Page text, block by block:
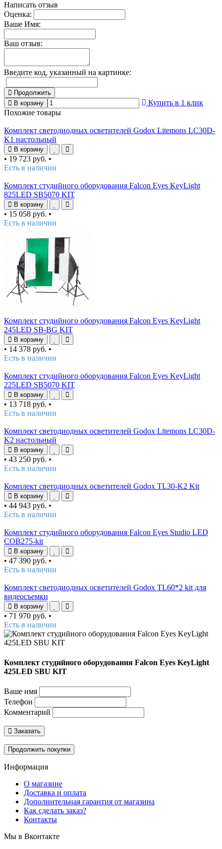
Написать отзыв
Оценка:
Ваше Имя:
Ваш отзыв:
Введите код, указанный на картинке:
Продолжить
В корзину
Купить в 1 клик
Похожие товары
Комплект светодиодных осветителей Godox Litemons LC30D-
K1 настольный
В корзину
• 19 723 руб. •
Есть в наличии
Комплект студийного оборудования Falcon Eyes KeyLight
825LED SB5070 KIT
В корзину
• 15 058 руб. •
Есть в наличии
Комплект студийного оборудования Falcon Eyes KeyLight
245LED SB-BG KIT
В корзину
• 14 378 руб. •
Есть в наличии
Комплект студийного оборудования Falcon Eyes KeyLight
225LED SB5070 KIT
В корзину
• 13 718 руб. •
Есть в наличии
Комплект светодиодных осветителей Godox Litemons LC30D-
K2 настольный
В корзину
• 43 250 руб. •
Есть в наличии
Комплект светодиодных осветителей Godox TL30-K2 Kit
В корзину
• 44 943 руб. •
Есть в наличии
Комплект студийного оборудования Falcon Eyes Studio LED
COB275-kit
В корзину
• 47 390 руб. •
Есть в наличии
Комплект светодиодных осветителей Godox TL60*2 kit для
видеосъемки
В корзину
• 71 970 руб. •
Есть в наличии
Комплект студийного оборудования Falcon Eyes KeyLight
425LED SBU KIT
Ваше имя
Телефон
Комментарий
Заказать
Продолжить покупки
Информация
О магазине
Доставка и оплата
Дополнительная гарантия от магазина
Как сделать заказ?
Контакты
Мы в Вконтакте